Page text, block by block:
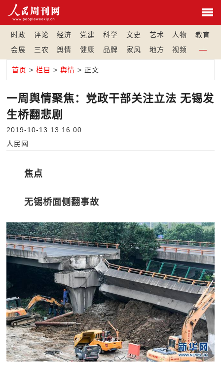
时政 评论 经济 党建 科学 文史 艺术 人物
教育
会展
三农 舆情 健康 品牌 家风 地方 视频
首页 >栏目 >舆情 > 正文
一周舆情聚焦：党政干部关注立法 无锡发
生桥翻悲剧
2019-10-13 13:16:00
人民网
焦点
无锡桥面侧翻事故